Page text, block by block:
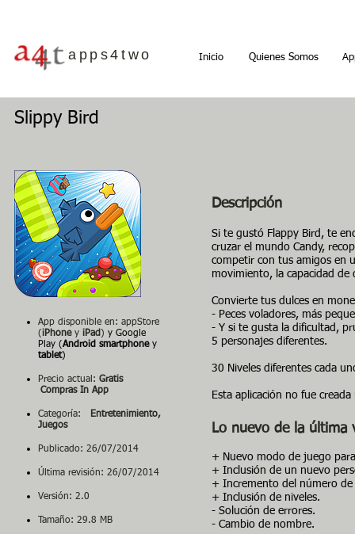
Slippy Bird
Descripción
Si te gustó Flappy Bird, te
cruzar el mundo Candy,
competir con tus amigos en
movimiento, la capacidad de
Convierte tus dulces en
- Peces voladores, más
- Y si te gusta la dificultad,
5 personajes diferentes.
30 Niveles diferentes cada
Esta aplicación no fue
Lo nuevo de la última
+ Nuevo modo de juego
+ Inclusión de un nuevo
+ Incremento del número
+ Inclusión de niveles.
- Solución de errores.
- Cambio de nombre.
App disponible en: appStore
(iPhoneyiPad ) y Google
Play (Android smartphoney
tablet)
Precio actual:Gratis
Compras In App
Categoría:
Entretenimiento,
Juegos
Publicado: 26/07/2014
Última revisión: 26/07/2014
Versión: 2.0
Tamaño: 29.8 MB
Inicio Quienes Somos
apps4two